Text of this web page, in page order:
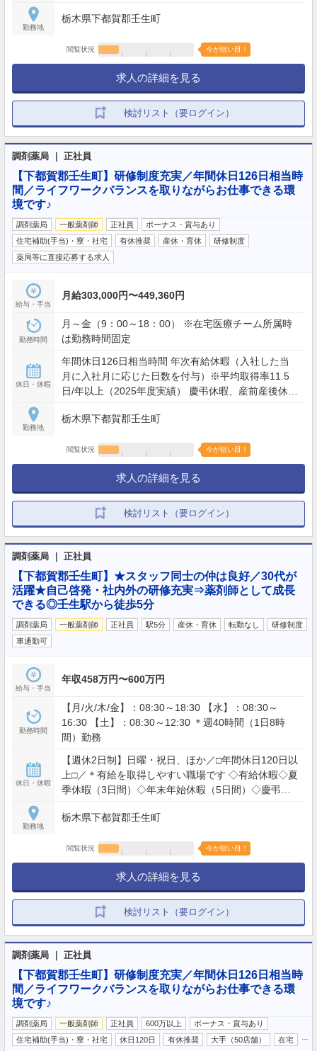
勤務地
栃木県下都賀郡壬生町
閲覧状況 今が狙い目！
求人の詳細を見る
検討リスト（要ログイン）
調剤薬局 ｜ 正社員
【下都賀郡壬生町】研修制度充実／年間休日126日相当時
間／ライフワークバランスを取りながらお仕事できる環
境です♪
調剤薬局 一般薬剤師 正社員
ボーナス・賞与あり
住宅補助(手当)・寮・社宅
有休推奨 産休・育休
研修制度
薬局等に直接応募する求人
給与・手当
月給303,000円〜449,360円
勤務時間
月～金（9：00～18：00） ※在宅医療チーム所属時
は勤務時間固定
休日・休暇
年間休日126日相当時間 年次有給休暇（入社した当
月に入社月に応じた日数を付与）※平均取得率11.5
日/年以上（2025年度実績） 慶弔休暇、産前産後休暇
（最長9日間、初年度最長5日間） 特別休暇（配偶者
勤2～3日間） など
勤務地
栃木県下都賀郡壬生町
閲覧状況 今が狙い目！
求人の詳細を見る
検討リスト（要ログイン）
調剤薬局 ｜ 正社員
【下都賀郡壬生町】★スタッフ同士の仲は良好／30代が
活躍★自己啓発・社内外の研修充実⇒薬剤師として成長
できる◎壬生駅から徒歩5分
調剤薬局 一般薬剤師 正社員 駅5分 産休・育休 転勤なし
研修制度
車通勤可
給与・手当
年収458万円〜600万円
勤務時間
【月/火/木/金】：08:30～18:30 【水】：08:30～
16:30 【土】：08:30～12:30 ＊週40時間（1日8時
間）勤務
休日・休暇
【週休2日制】日曜・祝日、ほか／□年間休日120日以
上□／＊有給を取得しやすい職場です ◇有給休暇◇夏
季休暇（3日間）◇年末年始休暇（5日間）◇慶弔休
応休暇
勤務地
栃木県下都賀郡壬生町
閲覧状況 今が狙い目！
求人の詳細を見る
検討リスト（要ログイン）
調剤薬局 ｜ 正社員
【下都賀郡壬生町】研修制度充実／年間休日126日相当時
間／ライフワークバランスを取りながらお仕事できる環
境です♪
調剤薬局 一般薬剤師 正社員 600万以上
ボーナス・賞与あり
住宅補助(手当)・寮・社宅
休日120日 有休推奨 大手（50店舗） 在宅